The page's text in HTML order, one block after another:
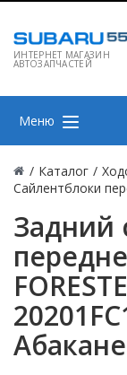
ИНТЕРНЕТ МАГАЗИН
АВТОЗАПЧАСТЕЙ
Меню
/ Каталог /
Сайлентблоки
Задний
Абакане